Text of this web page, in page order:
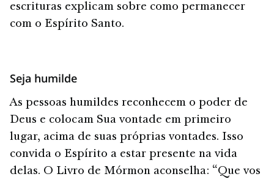
escrituras explicam sobre como permanecer
com o Espírito Santo.
Seja humilde
As pessoas humildes reconhecem o poder de
Deus e colocam Sua vontade em primeiro
lugar, acima de suas próprias vontades. Isso
convida o Espírito a estar presente na vida
delas. O Livro de Mórmon aconselha: “Que vos